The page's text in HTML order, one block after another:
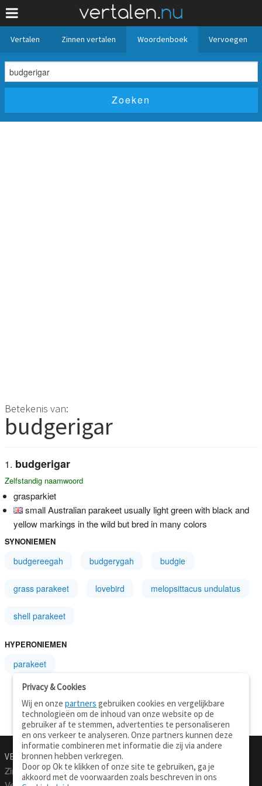
Vertalen Zinnen vertalen Woordenboek Vervoegen
Betekenis van:
budgerigar
budgerigar
Zelfstandig naamwoord
grasparkiet
small Australian parakeet usually light green with black and
yellow markings in the wild but bred in many colors
SYNONIEMEN
budgereegah budgerygah budgie
grass parakeet lovebird melopsittacus undulatus
shell parakeet
HYPERONIEMEN
parakeet
VERTALEN.NU
Zinnen vertalen
Over deze site
Privacy & Cookies
Wij en onzepartners gebruiken cookies en vergelijkbare
technologieën om de inhoud van onze website op de
gebruiker af te stemmen, advertenties te personaliseren
en ons verkeer te analyseren. Onze partners kunnen deze
informatie combineren met informatie die zij via andere
bronnen hebben verkregen.
Door op Ok te klikken of onze site te gebruiken, ga je
akkoord met de voorwaarden zoals beschreven in ons